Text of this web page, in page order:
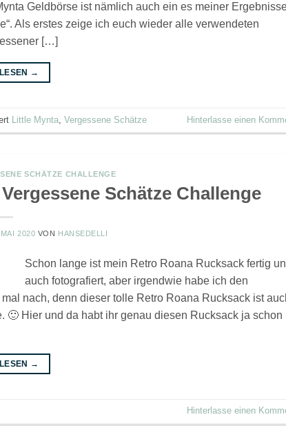
Geldbörse ist nämlich auch ein es meiner
Als erstes zeige ich euch wieder alle verwendeten
[…]
→
Little Mynta ,Vergessene Schätze Hinterlasse einen
SCHÄTZE CHALLENGE
Schätze Challenge
2020 VON HANSEDELLI
Schon lange ist mein Retro Roana Rucksack fertig
auch fotografiert, aber irgendwie habe ich den
nach, denn dieser tolle Retro Roana Rucksack ist
Hier und da habt ihr genau diesen Rucksack ja schon
→
Hinterlasse einen